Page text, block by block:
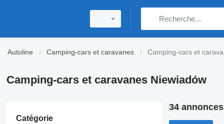
Autoline Camping-cars et caravanes Camping-cars et
Camping-cars et caravanes Niewiadów
Catégorie
34